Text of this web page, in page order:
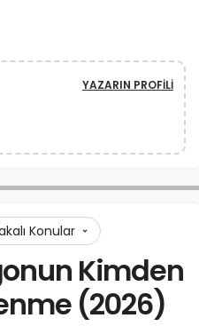
YAZARIN PROFILI
Konular
Kimden
(2026)